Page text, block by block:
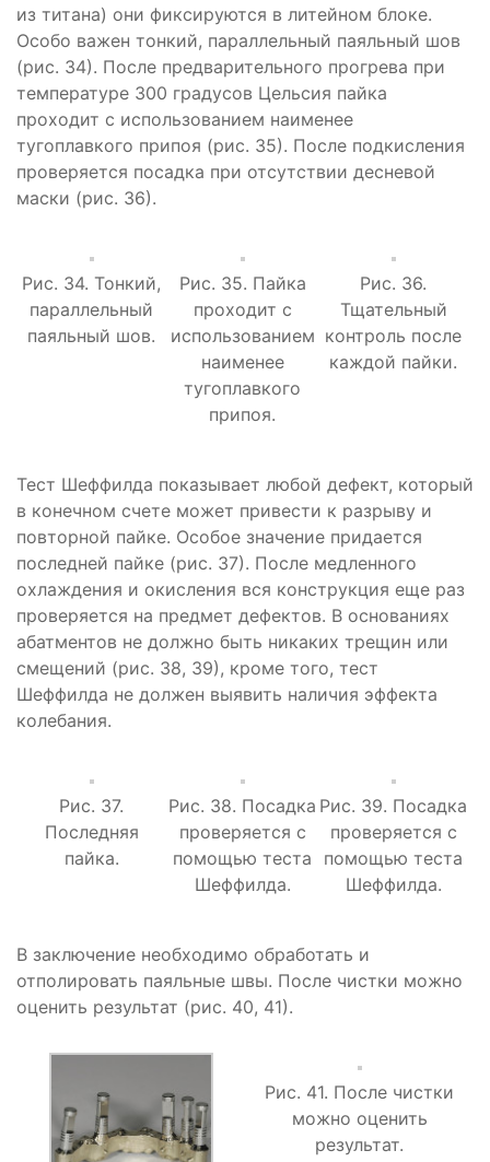
из титана) они фиксируются в литейном блоке.
Особо важен тонкий, параллельный паяльный шов
(рис. 34). После предварительного прогрева при
температуре 300 градусов Цельсия пайка
проходит с использованием наименее
тугоплавкого припоя (рис. 35). После подкисления
проверяется посадка при отсутствии десневой
маски (рис. 36).
Рис. 34. Тонкий,
параллельный
паяльный шов.
Рис. 35. Пайка
проходит с
использованием
наименее
тугоплавкого
припоя.
Рис. 36.
Тщательный
контроль после
каждой пайки.
Тест Шеффилда показывает любой дефект, который
в конечном счете может привести к разрыву и
повторной пайке. Особое значение придается
последней пайке (рис. 37). После медленного
охлаждения и окисления вся конструкция еще раз
проверяется на предмет дефектов. В основаниях
абатментов не должно быть никаких трещин или
смещений (рис. 38, 39), кроме того, тест
Шеффилда не должен выявить наличия эффекта
колебания.
Рис. 37.
Последняя
пайка.
Рис. 38. Посадка
проверяется с
помощью теста
Шеффилда.
Рис. 39. Посадка
проверяется с
помощью теста
Шеффилда.
В заключение необходимо обработать и
отполировать паяльные швы. После чистки можно
оценить результат (рис. 40, 41).
Рис. 41. После чистки
можно оценить
результат.